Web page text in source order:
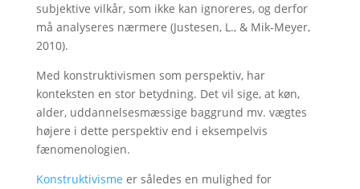
subjektive vilkår, som ikke kan ignoreres, og derfor
må analyseres nærmere (Justesen, L., & Mik-Meyer,
2010).
Med konstruktivismen som perspektiv, har
konteksten en stor betydning. Det vil sige, at køn,
alder, uddannelsesmæssige baggrund mv. vægtes
højere i dette perspektiv end i eksempelvis
fænomenologien.
Konstruktivisme er således en mulighed for